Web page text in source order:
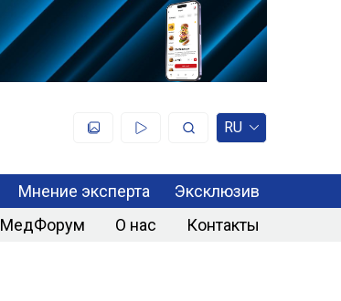
RU
Мнение эксперта
Эксклюзив
МедФорум О нас Контакты